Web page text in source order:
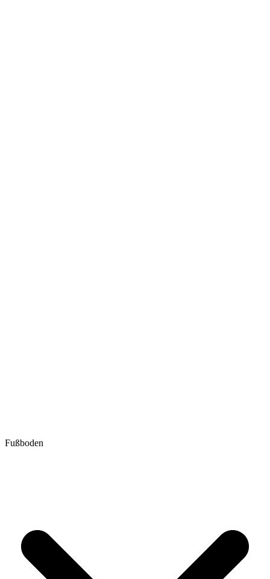
Fußboden